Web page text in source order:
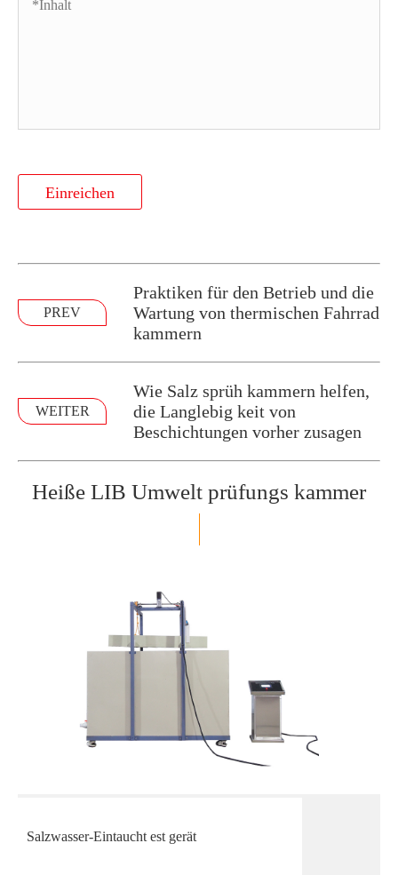
Einreichen
PREV
Praktiken für den Betrieb und die
Wartung von thermischen Fahrrad
kammern
WEITER
Wie Salz sprüh kammern helfen,
die Langlebig keit von
Beschichtungen vorher zusagen
Heiße LIB Umwelt prüfungs kammer
Salzwasser-Eintaucht est gerät